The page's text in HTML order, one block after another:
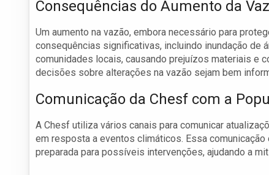
Consequências do Aumento da
Um aumento na vazão, embora necessário para
consequências significativas, incluindo inundação de
comunidades locais, causando prejuízos materiais e
decisões sobre alterações na vazão sejam bem
Comunicação da Chesf com a
A Chesf utiliza vários canais para comunicar
em resposta a eventos climáticos. Essa
preparada para possíveis intervenções, ajudando a